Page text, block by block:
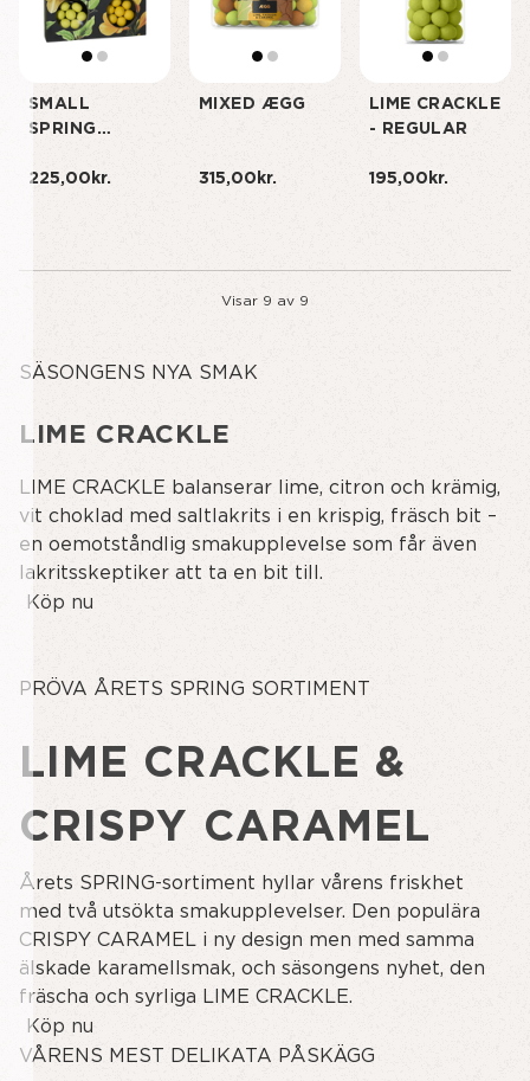
SMALL
SPRING
BOX
225,00kr.
MIXED ÆGG
315,00kr.
LIME CRACKLE
- REGULAR
195,00kr.
Visar 9 av 9
SÄSONGENS NYA SMAK
LIME CRACKLE
LIME CRACKLE balanserar lime, citron och krämig,
vit choklad med saltlakrits i en krispig, fräsch bit –
en oemotståndlig smakupplevelse som får även
lakritsskeptiker att ta en bit till.
Köp nu
PRÖVA ÅRETS SPRING SORTIMENT
LIME CRACKLE &
CRISPY CARAMEL
Årets SPRING-sortiment hyllar vårens friskhet
med två utsökta smakupplevelser. Den populära
CRISPY CARAMEL i ny design men med samma
älskade karamellsmak, och säsongens nyhet, den
fräscha och syrliga LIME CRACKLE.
Köp nu
VÅRENS MEST DELIKATA PÅSKÄGG